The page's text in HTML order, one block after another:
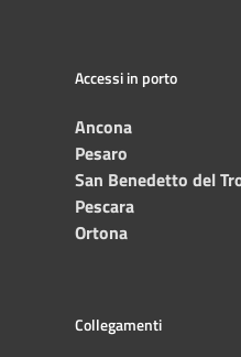
Accessi in porto
Ancona
Pesaro
San Benedetto del
Pescara
Ortona
Collegamenti